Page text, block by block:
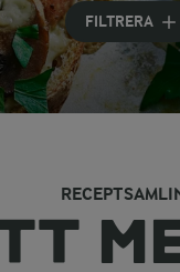
FILTRERA